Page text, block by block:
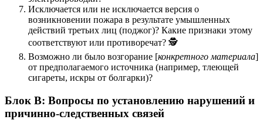
Исключается или не исключается версия о
возникновении пожара в результате умышленных
действий третьих лиц (поджог)? Какие признаки этому
соответствуют или противоречат? 🕵️
Возможно ли было возгорание [конкретного материала]
от предполагаемого источника (например, тлеющей
сигареты, искры от болгарки)?
Блок В: Вопросы по установлению нарушений и
причинно-следственных связей